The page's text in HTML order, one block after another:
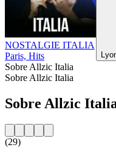
NOSTALGIE ITALIA
Paris, Hits
Sobre Allzic Italia
Sobre Allzic Italia
Sobre Allzic
(29)